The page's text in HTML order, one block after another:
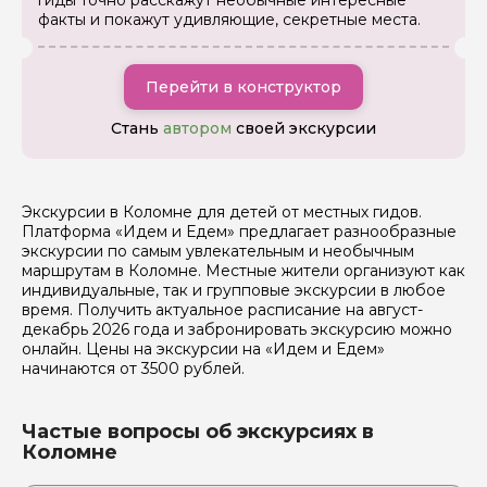
факты и покажут удивляющие, секретные места.
Перейти в конструктор
Стань автором своей экскурсии
Экскурсии в Коломне для детей от местных гидов.
Платформа «Идем и Едем» предлагает разнообразные
экскурсии по самым увлекательным и необычным
маршрутам в Коломне. Местные жители организуют как
индивидуальные, так и групповые экскурсии в любое
время. Получить актуальное расписание на август-
декабрь 2026 года и забронировать экскурсию можно
онлайн. Цены на экскурсии на «Идем и Едем»
начинаются от 3500 рублей.
Частые вопросы об экскурсиях в
Коломне